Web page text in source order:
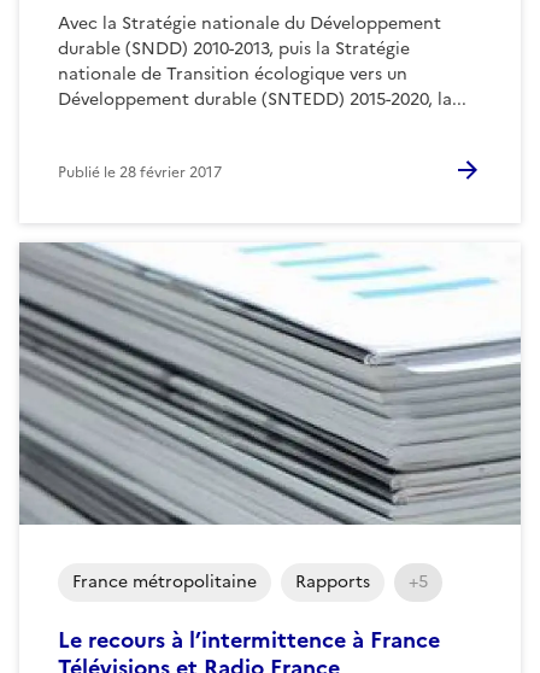
Avec la Stratégie nationale du Développement
durable (SNDD) 2010-2013, puis la Stratégie
nationale de Transition écologique vers un
Développement durable (SNTEDD) 2015-2020, la...
Publié le28 février 2017
Le recours à l’intermittence à France
France métropolitaine Rapports +5